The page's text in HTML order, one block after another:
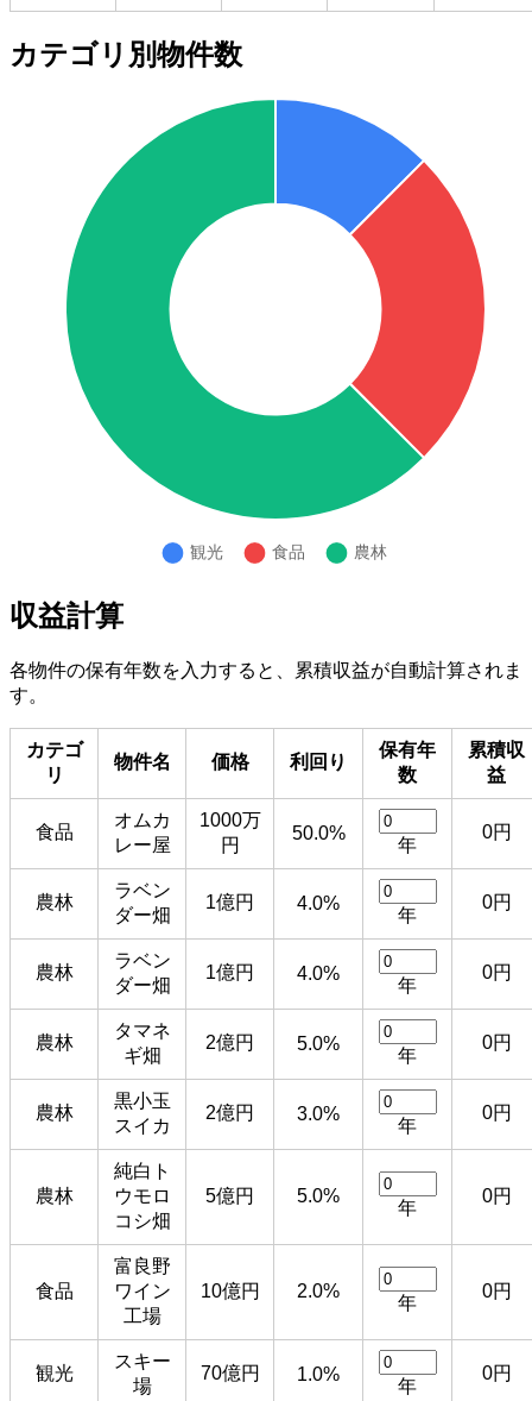
カテゴリ別物件数
収益計算
各物件の保有年数を入力すると、累積収益が自動計算されま
す。
カテゴ
リ
物件名 価格 利回り
保有年
数
累積収
益
食品
オムカ
レー屋
1000万
円
50.0%
年
0円
農林
ラベン
ダー畑
1億円 4.0%
年
0円
農林
ラベン
ダー畑
1億円 4.0%
年
0円
農林
タマネ
ギ畑
2億円 5.0%
年
0円
農林
黒小玉
スイカ
2億円 3.0%
年
0円
農林
純白ト
ウモロ
コシ畑
5億円 5.0%
年
0円
食品
富良野
ワイン
工場
10億円 2.0%
年
0円
観光
スキー
場
70億円 1.0%
年
0円